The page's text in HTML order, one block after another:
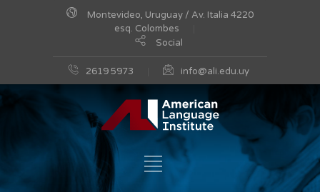
Montevideo, Uruguay / Av. Italia 4220
esq. Colombes
Social
2619 5973 info@ali.edu.uy